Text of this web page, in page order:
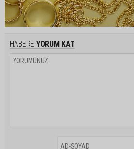
HABERE YORUM KAT